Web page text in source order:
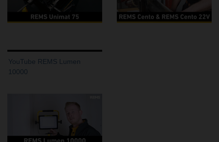
YouTube REMS Lumen
10000